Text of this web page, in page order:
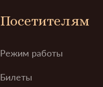
Посетителям
Режим работы
Билеты